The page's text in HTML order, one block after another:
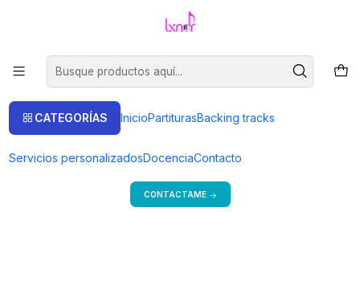
CATEGORÍAS InicioPartiturasBacking tracks
Servicios personalizadosDocenciaContacto
Venta de partituras.
Inicio Partituras Piano Solo
PS 0020 - What Was I Made For - Billie Eilish - Piano solo
Bienvenido a mi tienda
Si estás en Argentina, consulta precios y más formas de pago.
CONTACTAME